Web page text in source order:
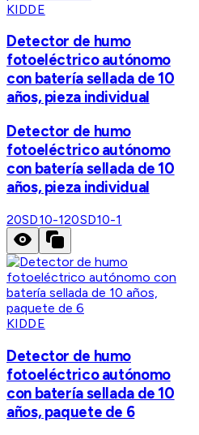
KIDDE
Detector de humo
fotoeléctrico autónomo
con batería sellada de 10
años, pieza individual
Detector de humo
fotoeléctrico autónomo
con batería sellada de 10
años, pieza individual
20SD10-120SD10-1
KIDDE
Detector de humo
fotoeléctrico autónomo
con batería sellada de 10
años, paquete de 6